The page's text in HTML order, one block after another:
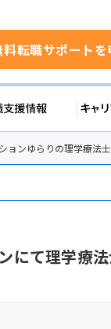
料転職サポート
例 転職支
ョンゆらりの理学療法
て理学療